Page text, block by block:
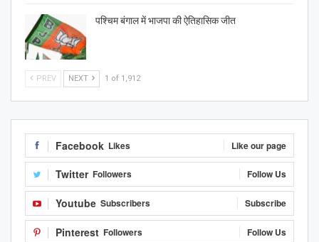
पश्चिम बंगाल में भाजपा की ऐतिहासिक जीत
PREV NEXT 1 of 1,912
Facebook Likes Like our page
Twitter Followers Follow Us
Youtube Subscribers Subscribe
Pinterest Followers Follow Us